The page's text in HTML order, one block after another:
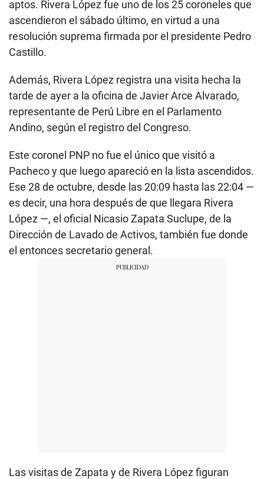
aptos. Rivera López fue uno de los 25 coroneles que
ascendieron el sábado último, en virtud a una
resolución suprema firmada por el presidente Pedro
Castillo.
Además, Rivera López registra una visita hecha la
tarde de ayer a la oficina de Javier Arce Alvarado,
representante de Perú Libre en el Parlamento
Andino, según el registro del Congreso.
Este coronel PNP no fue el único que visitó a
Pacheco y que luego apareció en la lista ascendidos.
Ese 28 de octubre, desde las 20:09 hasta las 22:04 —
es decir, una hora después de que llegara Rivera
López —, el oficial Nicasio Zapata Suclupe, de la
Dirección de Lavado de Activos, también fue donde
el entonces secretario general.
Las visitas de Zapata y de Rivera López figuran